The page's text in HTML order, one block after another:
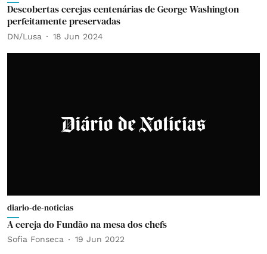
Descobertas cerejas centenárias de George Washington
perfeitamente preservadas
DN/Lusa 18 Jun 2024
diario-de-noticias
A cereja do Fundão na mesa dos chefs
Sofia Fonseca 19 Jun 2022